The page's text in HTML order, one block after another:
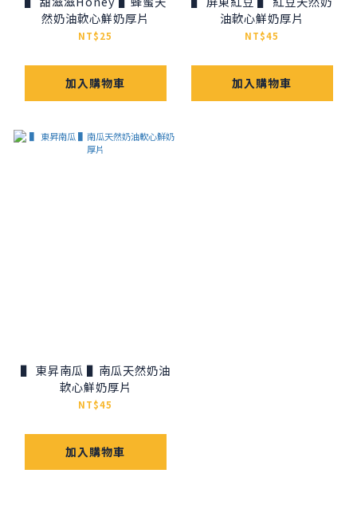
然奶油軟心鮮奶厚片
NT$25
加入購物車
油軟心鮮奶厚片
NT$45
加入購物車
▌ 東昇南瓜 ▌南瓜天然奶油
軟心鮮奶厚片
NT$45
加入購物車